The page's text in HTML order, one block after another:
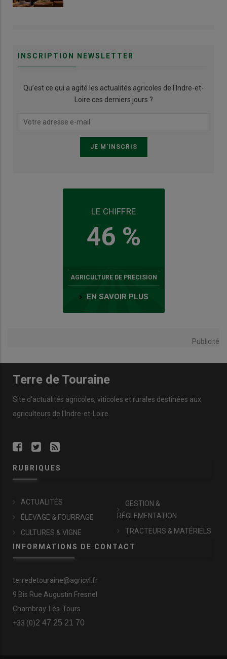
INSCRIPTION NEWSLETTER
Qu’est ce qui a agité les actualités agricoles de l'Indre-et-
Loire ces derniers jours ?
LE CHIFFRE
46 %
AGRICULTURE DE PRÉCISION
EN SAVOIR PLUS
Publicité
Terre de Touraine
Site d'actualités agricoles, viticoles et rurales destinées aux
agriculteurs de l'Indre-et-Loire.
RUBRIQUES
ACTUALITÉS
ÉLEVAGE & FOURRAGE
CULTURES & VIGNE
GESTION &
RÉGLEMENTATION
TRACTEURS & MATÉRIELS
INFORMATIONS DE CONTACT
terredetouraine@agricvl.fr
9 Bis Rue Augustin Fresnel
Chambray-Lès-Tours
+33 (0)2 47 25 21 70